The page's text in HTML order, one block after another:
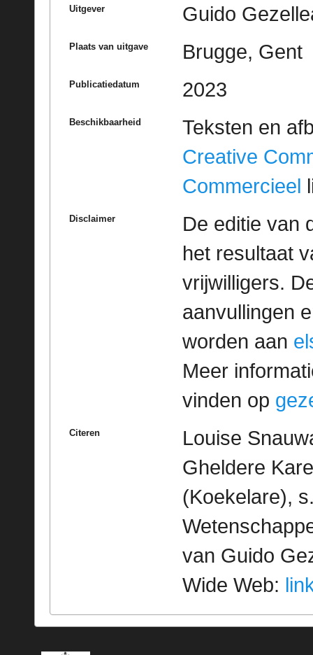
Uitgever Guido
Plaats van uitgave Brugge, Gent
Publicatiedatum 2023
Beschikbaarheid
Teksten en
Creative
Commercieel
Disclaimer
De editie van
het resultaat
vrijwilligers.
aanvullingen
worden aan
Meer
vinden op
Citeren
Louise
Gheldere
(Koekelare),
van Guido
Wide Web: